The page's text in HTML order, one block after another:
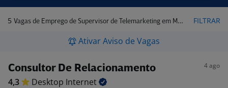
5 Vagas de Emprego de Supervisor de Telemarketing em Mogi das Cruzes - SP FILTRAR
Ativar Aviso de Vagas
Consultor De Relacionamento 4 ago
4,3 Desktop Internet